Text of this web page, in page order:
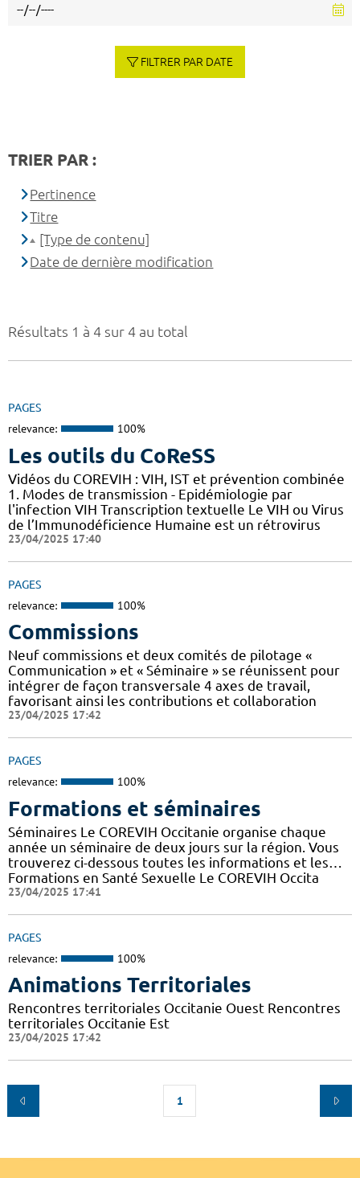
Résultats 1 à 4 sur 4 au total
PAGES
relevance: 100%
Les outils du CoReSS
Vidéos du COREVIH : VIH, IST et prévention combinée
1. Modes de transmission - Epidémiologie par
l'infection VIH Transcription textuelle Le VIH ou Virus
de l’Immunodéficience Humaine est un rétrovirus
23/04/2025 17:40
PAGES
relevance: 100%
Commissions
Neuf commissions et deux comités de pilotage «
Communication » et « Séminaire » se réunissent pour
intégrer de façon transversale 4 axes de travail,
favorisant ainsi les contributions et collaboration
23/04/2025 17:42
PAGES
relevance: 100%
Formations et séminaires
Séminaires Le COREVIH Occitanie organise chaque
année un séminaire de deux jours sur la région. Vous
trouverez ci-dessous toutes les informations et les…
Formations en Santé Sexuelle Le COREVIH Occita
23/04/2025 17:41
PAGES
relevance: 100%
Animations Territoriales
Rencontres territoriales Occitanie Ouest Rencontres
territoriales Occitanie Est
23/04/2025 17:42
1
FILTRER PAR DATE
TRIER PAR :
Pertinence
Titre
[Type de contenu]
Date de dernière modification